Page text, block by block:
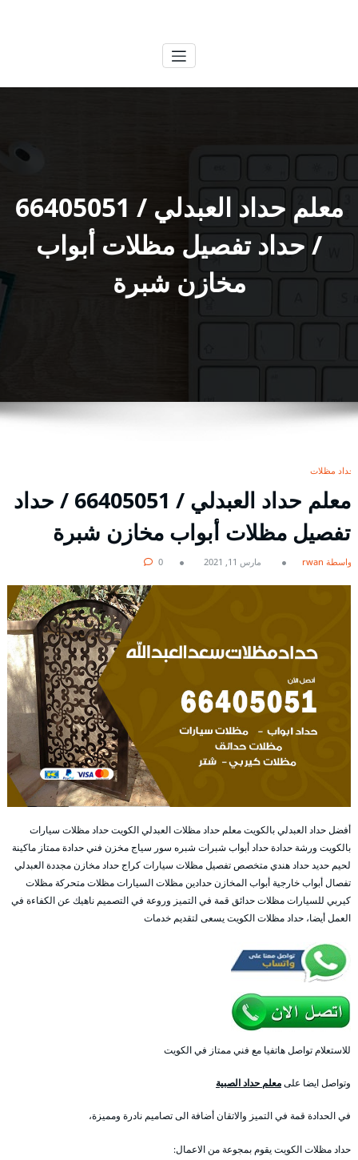
معلم حداد العبدلي / 66405051
/ حداد تفصيل مظلات أبواب
مخازن شبرة
حداد مظلات
معلم حداد العبدلي / 66405051 / حداد
تفصيل مظلات أبواب مخازن شبرة
بواسطة rwan مارس 11, 2021 0
أفضل حداد العبدلي بالكويت معلم حداد مظلات العبدلي الكويت حداد مظلات سيارات
بالكويت ورشة حدادة حداد أبواب شبرات شبره سور سياج مخزن فني حدادة ممتاز ماكينة
لحيم حديد حداد هندي متخصص تفصيل مظلات سيارات كراج حداد مخازن مجددة العبدلي
تفصال أبواب خارجية أبواب المخازن حدادين مظلات السيارات مظلات متحركة مظلات
كيربي للسيارات مظلات حدائق قمة في التميز وروعة في التصميم ناهيك عن الكفاءة في
العمل أيضا، حداد مظلات الكويت يسعى لتقديم خدمات
للاستعلام تواصل هاتفيا مع فني ممتاز في الكويت
وتواصل ايضا علىمعلم حداد الصبية
في الحدادة قمة في التميز والاتقان أضافة الى تصاميم نادرة ومميزة،
حداد مظلات الكويت يقوم بمجوعة من الاعمال: